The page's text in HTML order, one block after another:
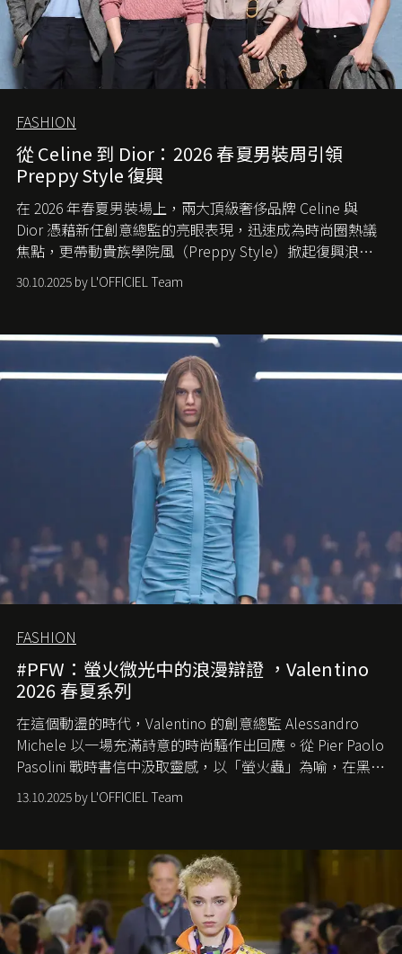
FASHION
從 Celine 到 Dior：2026 春夏男裝周引領
Preppy Style 復興
在 2026 年春夏男裝場上，兩大頂級奢侈品牌 Celine 與
Dior 憑藉新任創意總監的亮眼表現，迅速成為時尚圈熱議
焦點，更帶動貴族學院風（Preppy Style）掀起復興浪
潮，讓這股經典風格再度回到大眾視線。
30.10.2025 by L'OFFICIEL Team
FASHION
#PFW：螢火微光中的浪漫辯證 ，Valentino
2026 春夏系列
在這個動盪的時代， Valentino 的創意總監 Alessandro
Michele 以一場充滿詩意的時尚騷作出回應。從 Pier Paolo
Pasolini 戰時書信中汲取靈感，以「螢火蟲」為喻，在黑暗
中找尋希望的微光。
13.10.2025 by L'OFFICIEL Team